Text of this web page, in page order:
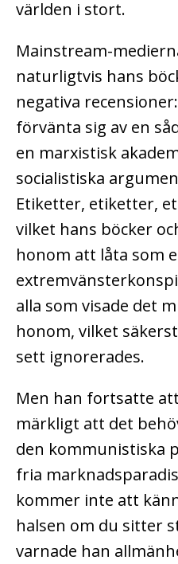
världen i stort.
Mainstream-
naturligtvis hans
negativa
förvänta sig av en
en marxistisk
socialistiska
Etiketter, etiketter,
vilket hans böcker
honom att låta som
alla som visade det
honom, vilket
sett ignorerades.
Men han fortsatte
märkligt att det
den kommunistiska
fria
kommer inte att
halsen om du sitter
varnade han